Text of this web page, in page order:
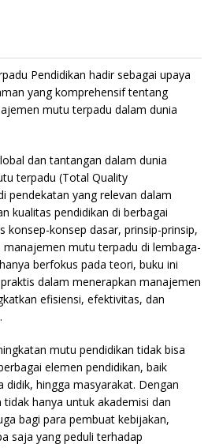
Pendidikan hadir sebagai upaya
yang komprehensif tentang
mutu terpadu dalam dunia
dan tantangan dalam dunia
terpadu (Total Quality
pendekatan yang relevan dalam
kualitas pendidikan di berbagai
konsep-konsep dasar, prinsip-prinsip,
mutu terpadu di lembaga-
berfokus pada teori, buku ini
dalam menerapkan manajemen
efisiensi, efektivitas, dan
mutu pendidikan tidak bisa
elemen pendidikan, baik
didik, hingga masyarakat. Dengan
hanya untuk akademisi dan
bagi para pembuat kebijakan,
saja yang peduli terhadap